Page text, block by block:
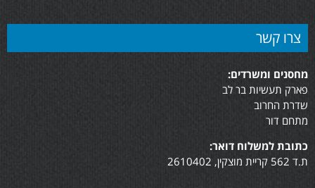
צרו קשר
מחסנים ומשרדים:
פארק תעשיות בר לב
שדרת החרוב
מתחם דור
כתובת למשלוח דואר:
ת.ד 562 קריית מוצקין, 2610402